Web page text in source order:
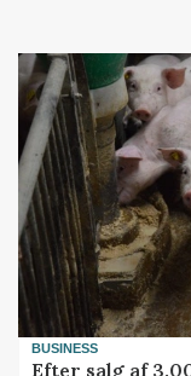
BUSINESS
Efter salg af